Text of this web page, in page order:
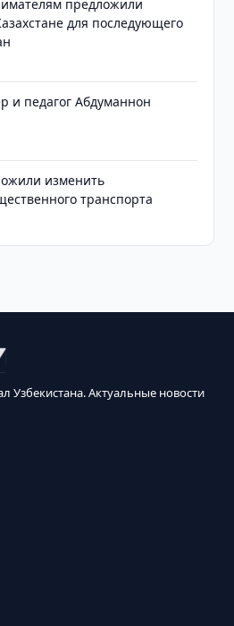
предложили
для последующего
и педагог Абдуманнон
изменить
транспорта
Узбекистана. Актуальные новости